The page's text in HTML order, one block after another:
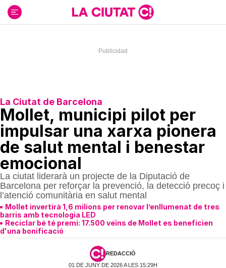
contenido
La Ciutat de Barcelona
Mollet, municipi pilot per
impulsar una xarxa pionera
de salut mental i benestar
emocional
La ciutat liderarà un projecte de la Diputació de
Barcelona per reforçar la prevenció, la detecció precoç i
l’atenció comunitària en salut mental
Mollet invertirà 1,6 milions per renovar l’enllumenat de tres
barris amb tecnologia LED
Reciclar bé té premi: 17.500 veïns de Mollet es beneficien
d'una bonificació
REDACCIÓ
01 DE JUNY DE 2026 A LES 15:29H